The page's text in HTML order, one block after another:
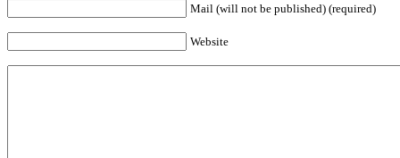
Mail (will not be published) (required)
Website